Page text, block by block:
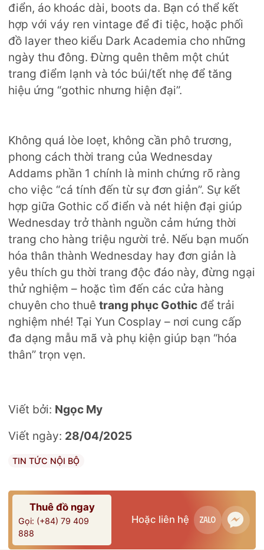
điển, áo khoác dài, boots da. Bạn có thể kết
hợp với váy ren vintage để đi tiệc, hoặc phối
đồ layer theo kiểu Dark Academia cho những
ngày thu đông. Đừng quên thêm một chút
trang điểm lạnh và tóc búi/tết nhẹ để tăng
hiệu ứng “gothic nhưng hiện đại”.
Không quá lòe loẹt, không cần phô trương,
phong cách thời trang của Wednesday
Addams phần 1 chính là minh chứng rõ ràng
cho việc “cá tính đến từ sự đơn giản”. Sự kết
hợp giữa Gothic cổ điển và nét hiện đại giúp
Wednesday trở thành nguồn cảm hứng thời
trang cho hàng triệu người trẻ. Nếu bạn muốn
hóa thân thành Wednesday hay đơn giản là
yêu thích gu thời trang độc đáo này, đừng ngại
thử nghiệm – hoặc tìm đến các cửa hàng
chuyên cho thuêtrang phục Gothic để trải
nghiệm nhé! Tại Yun Cosplay – nơi cung cấp
đa dạng mẫu mã và phụ kiện giúp bạn “hóa
thân” trọn vẹn.
Viết bởi: Ngọc My
TIN TỨC NỘI BỘ
Viết ngày: 28/04/2025
Thuê đồ ngay
Gọi: (+84) 79 409
888
Hoặc liên hệ